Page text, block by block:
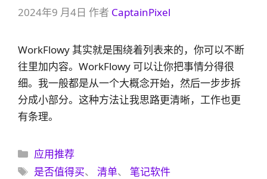
2024年9 月4日 作者 CaptainPixel
WorkFlowy 其实就是围绕着列表来的，你可以不断
往里加内容。WorkFlowy 可以让你把事情分得很
细。我一般都是从一个大概念开始，然后一步步拆
分成小部分。这种方法让我思路更清晰，工作也更
有条理。
分
类
应用推荐
标
是否值得买、清单、笔记软件